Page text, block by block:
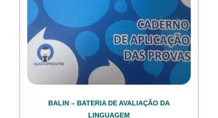
BALIN – BATERIA DE AVALIAÇÃO DA
LINGUAGEM